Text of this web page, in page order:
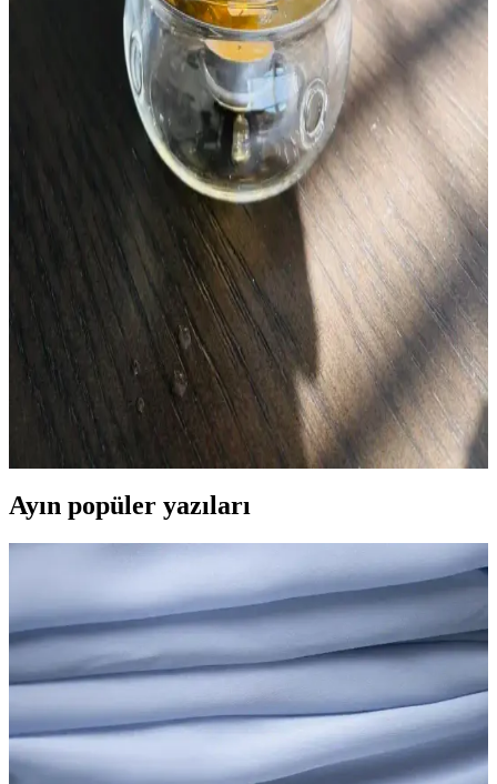
Sütlü Bayram Şekeri: Geleneksel Tatlar ve Güncel
Piyasa Durumu Analizi
Geleneksel sütlü bayram şekeri, süt, şeker ve aromalarla hazırlanır,
renkli ve çeşitli şekillerde sunulur. Bayram döneminde satışlar artar,
geleneksel ve modern sunum teknikleriyle pazarda yer alır.
Og Kozağak Şurubu Nedir, Kullanım Alanları ve
Sağlık Üzerindeki Etkileri
Og kozalak şurubu hakkında mevcut bilgiler sınırlı olmakla birlikte,
doğal ve bitkisel ürünler arasında yer alıyor. İçeriği ve sağlık
üzerindeki etkileri hakkında kesin bilgiler bulunmamaktadır.
Çiçek Çayı Nedir? Doğadan Gelen Aromatik ve
Estetik Bir İçecek Seçeneği
Doğadan gelen bitki ve çiçek karışımlarından oluşan çiçek çayları,
görsel ve aromatik açıdan zengin, sağlığa potansiyel faydalarıyla öne
çıkan doğal içeceklerdir.
Ayın popüler yazıları